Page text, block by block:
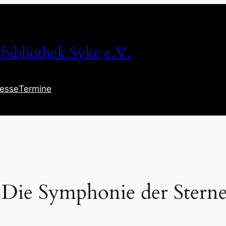
Syke e.V.
Termine
Symphonie der